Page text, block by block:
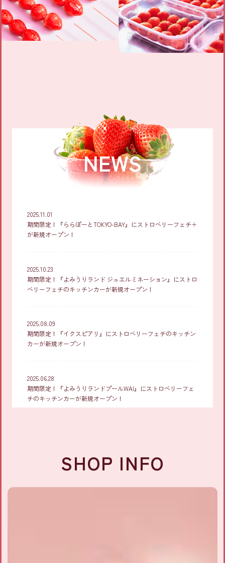
NEWS
2025.11.01
期間限定！『ららぽーとTOKYO-BAY』にストロベリーフェチ＋
が新規オープン！
2025.10.23
期間限定！『よみうりランド ジュエルミネーション』にストロ
ベリーフェチのキッチンカーが新規オープン！
2025.08.09
期間限定！『イクスピアリ』にストロベリーフェチのキッチン
カーが新規オープン！
2025.06.28
期間限定！『よみうりランドプールWAI』にストロベリーフェ
チのキッチンカーが新規オープン！
2025.03.01
SHOP INFO